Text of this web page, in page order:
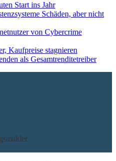
Start ins Jahr
Schäden, aber nicht
von Cybercrime
Kaufpreise stagnieren
als Gesamtrenditetreiber